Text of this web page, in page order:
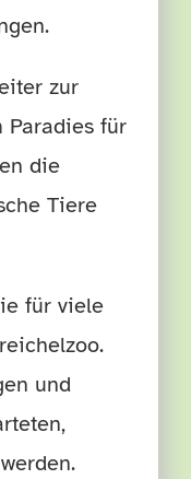
zur
Paradies für
die
Tiere
für viele
und